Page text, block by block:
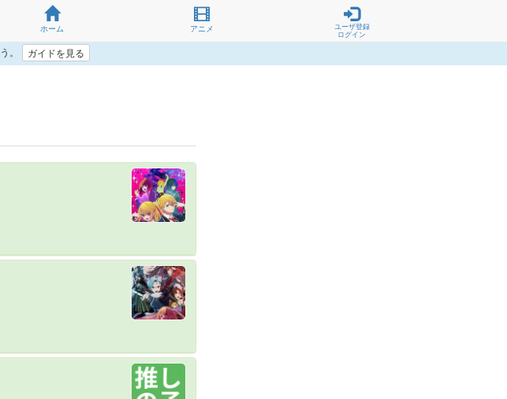
ホーム アニメ
ユーザ登録
ログイン
。 ガイドを見る